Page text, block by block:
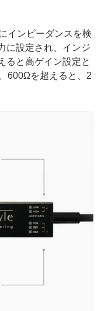
インピーダンスを検
に設定され、インジ
ると高ゲイン設定と
600Ωを超えると、2